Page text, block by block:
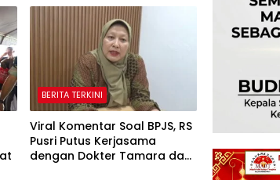
BERITA TERKINI
Viral Komentar Soal BPJS, RS
Pusri Putus Kerjasama
dengan Dokter Tamara dan